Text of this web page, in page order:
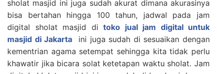
sholat masjid ini juga sudah akurat dimana akurasinya
bisa bertahan hingga 100 tahun, jadwal pada jam
digital sholat masjid di toko jual jam digital untuk
masjid di Jakarta
ini juga sudah di sesuaikan dengan
kementrian agama setempat sehingga kita tidak perlu
khawatir jika bicara solat ketetapan waktu sholat. Jam